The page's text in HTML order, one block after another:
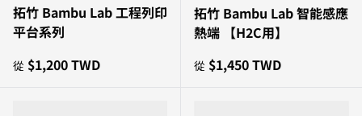
拓竹 Bambu Lab 工程列印
平台系列
原價
從 $1,200 TWD
拓竹 Bambu Lab 智能感應
熱端 【H2C用】
原價
從 $1,450 TWD